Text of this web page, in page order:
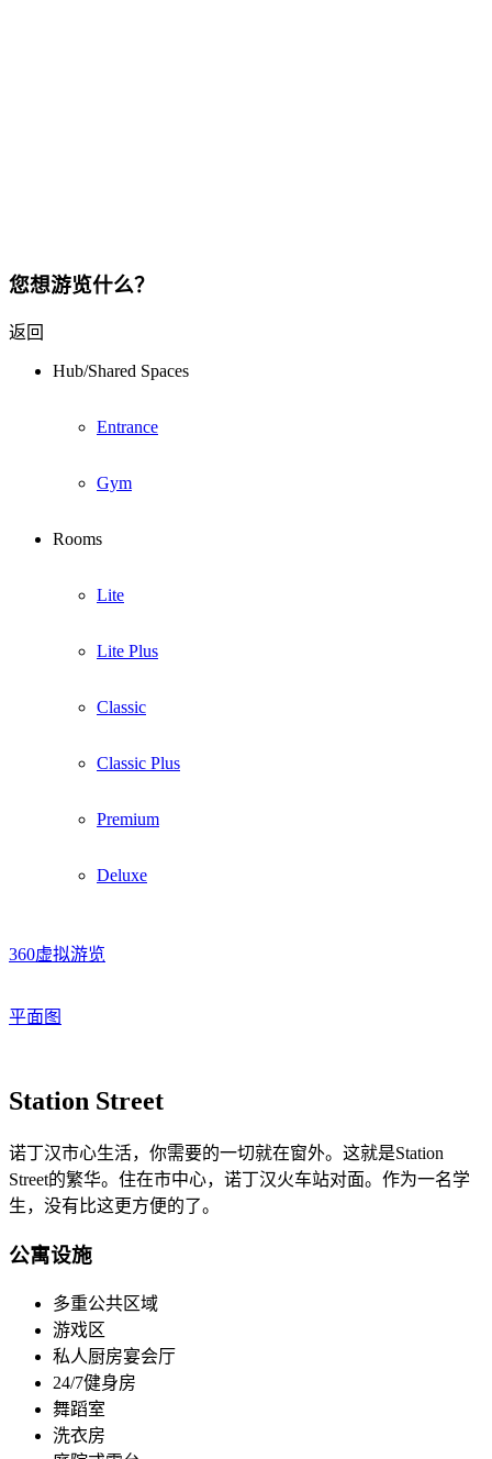
您想游览什么？
返回
Hub/Shared Spaces
Entrance
Gym
Rooms
Lite
Lite Plus
Classic
Classic Plus
Premium
Deluxe
360虚拟游览
平面图
Station Street
诺丁汉市心生活，你需要的一切就在窗外。这就是Station
Street的繁华。住在市中心，诺丁汉火车站对面。作为一名学
生，没有比这更方便的了。
公寓设施
多重公共区域
游戏区
私人厨房宴会厅
24/7健身房
舞蹈室
洗衣房